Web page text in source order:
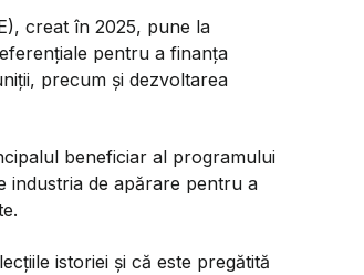
creat în 2025, pune la
pentru a finanța
precum și dezvoltarea
beneficiar al programului
industria de apărare pentru a
istoriei și că este pregătită